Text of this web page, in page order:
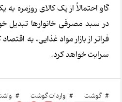
گاو احتمالاً از یک کالای روزمره
در سبد مصرفی خانوارها تبدیل
فراتر از بازار مواد غذایی، به
سرایت خواهد کرد.
# گوشت # واردات گوشت #